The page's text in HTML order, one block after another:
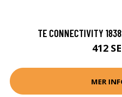
TE CONNECTIVITY
412
MER